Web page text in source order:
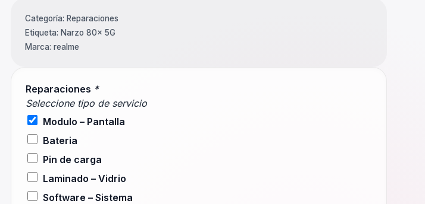
Reparaciones *
Seleccione tipo de servicio
Modulo – Pantalla
Bateria
Pin de carga
Laminado – Vidrio
Software – Sistema
Categoría: Reparaciones
Etiqueta: Narzo 80x 5G
Marca: realme